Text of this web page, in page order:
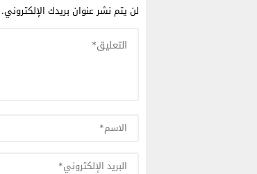
لن يتم نشر عنوان بريدك الإلكتروني.